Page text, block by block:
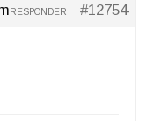
#12754
RESPONDER